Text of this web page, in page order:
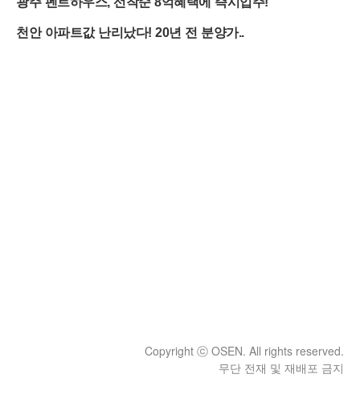
Copyright ⓒ OSEN. All rights reserved.
무단 전재 및 재배포 금지